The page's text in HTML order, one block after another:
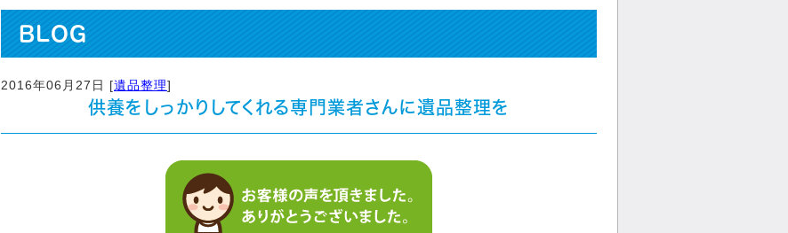
BLOG
2016年06月27日 [遺品整理]
供養をしっかりしてくれる専門業者さんに遺品整理を